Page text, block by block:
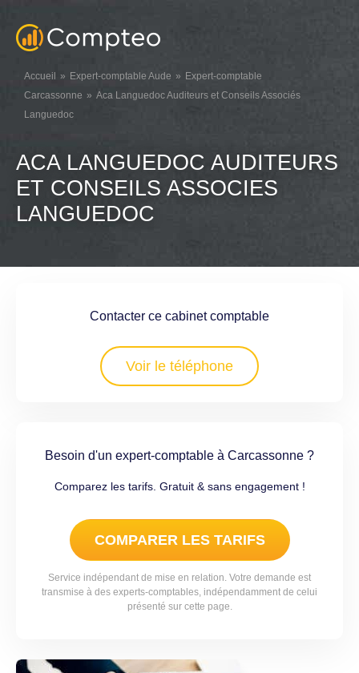
Accueil Expert-comptable Aude
Expert-comptable
Carcassonne
Aca Languedoc Auditeurs et Conseils Associés
Languedoc
ACA LANGUEDOC AUDITEURS
ET CONSEILS ASSOCIES
LANGUEDOC
Contacter ce cabinet comptable
Voir le téléphone
Besoin d'un expert-comptable à Carcassonne ?
Comparez les tarifs. Gratuit & sans engagement !
COMPARER LES TARIFS
Service indépendant de mise en relation. Votre demande est
transmise à des experts-comptables, indépendamment de celui
présenté sur cette page.